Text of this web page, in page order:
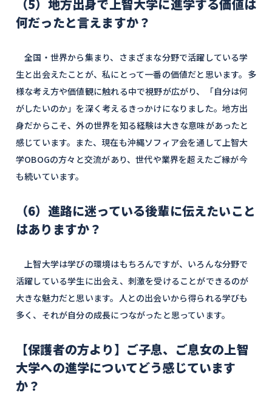
（5）地方出身で上智大学に進学する価値は
何だったと言えますか？
全国・世界から集まり、さまざまな分野で活躍している学
生と出会えたことが、私にとって一番の価値だと思います。多
様な考え方や価値観に触れる中で視野が広がり、「自分は何
がしたいのか」を深く考えるきっかけになりました。地方出
身だからこそ、外の世界を知る経験は大きな意味があったと
感じています。また、現在も沖縄ソフィア会を通して上智大
学OBOGの方々と交流があり、世代や業界を超えたご縁が今
も続いています。
（6）進路に迷っている後輩に伝えたいこと
はありますか？
上智大学は学びの環境はもちろんですが、いろんな分野で
活躍している学生に出会え、刺激を受けることができるのが
大きな魅力だと思います。人との出会いから得られる学びも
多く、それが自分の成長につながったと思っています。
【保護者の方より】ご子息、ご息女の上智
大学への進学についてどう感じています
か？